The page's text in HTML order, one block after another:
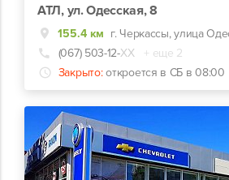
АТЛ, ул. Одесская, 8
155.4 км г. Черкассы, улица
(067) 503-12-ХХ
+ еще 2
Закрыто: откроется в СБ в 08:00